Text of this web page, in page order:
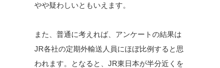
やや疑わしいともいえます。
また、普通に考えれば、アンケートの結果は
JR各社の定期外輸送人員にほぼ比例すると思
われます。となると、JR東日本が半分近くを